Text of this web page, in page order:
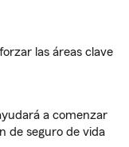
las áreas clave
a comenzar
de seguro de vida